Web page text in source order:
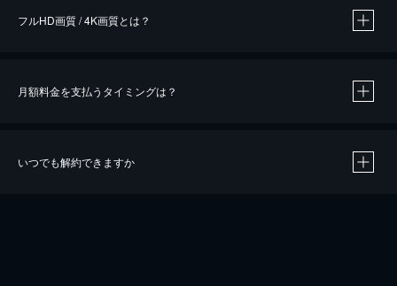
※40％ポイント還元の対象は、クレジットカード決済による作品の購入 / レンタルです。
iOSアプリのUコイン決済による作品の購入 / レンタルは、20％のポイント還元です。
フルHD画質 / 4K画質とは？
月額料金を支払うタイミングは？
いつでも解約できますか